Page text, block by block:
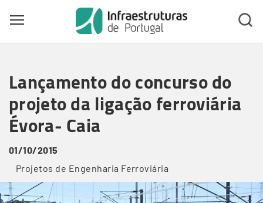
main
content
Toggle main menu visibility
Lançamento do concurso do
projeto da ligação ferroviária
Évora- Caia
01/10/2015
Projetos de Engenharia Ferroviária